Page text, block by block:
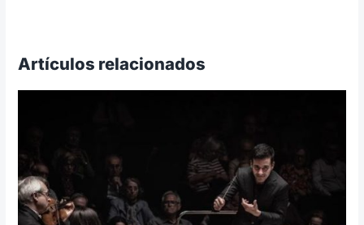
Artículos relacionados